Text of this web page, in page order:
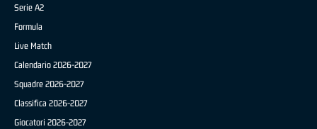
Serie A2
Formula
Live Match
Calendario 2026-2027
Squadre 2026-2027
Classifica 2026-2027
Giocatori 2026-2027